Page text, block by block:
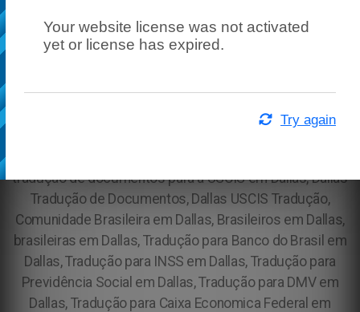
Your website license was not activated
yet or license has expired.
Try again